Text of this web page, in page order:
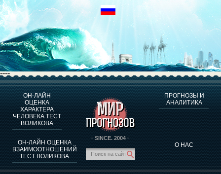
----
ОН-ЛАЙН
ОЦЕНКА
ХАРАКТЕРА
ЧЕЛОВЕКА ТЕСТ
ВОЛИКОВА
ОН-ЛАЙН ОЦЕНКА
ВЗАИМООТНОШЕНИЙ
ТЕСТ ВОЛИКОВА
· SINCE. 2004 ·
ПРОГНОЗЫ И
АНАЛИТИКА
О НАС
О ПРОГРАММЕ
ОЦЕНКА ХАРАКТЕРA ЧЕЛОВЕКА
ОЦЕНКА ХАРАКТЕРА ВЫДАЮЩИХСЯ ЛИЧНОСТЕЙ
О ПРОГРАММЕ
ТЕСТ НА СОВМЕСТИМОСТЬ ВОЛИКОВА
ПРОГНОЗЫ И АНАЛИТИКА